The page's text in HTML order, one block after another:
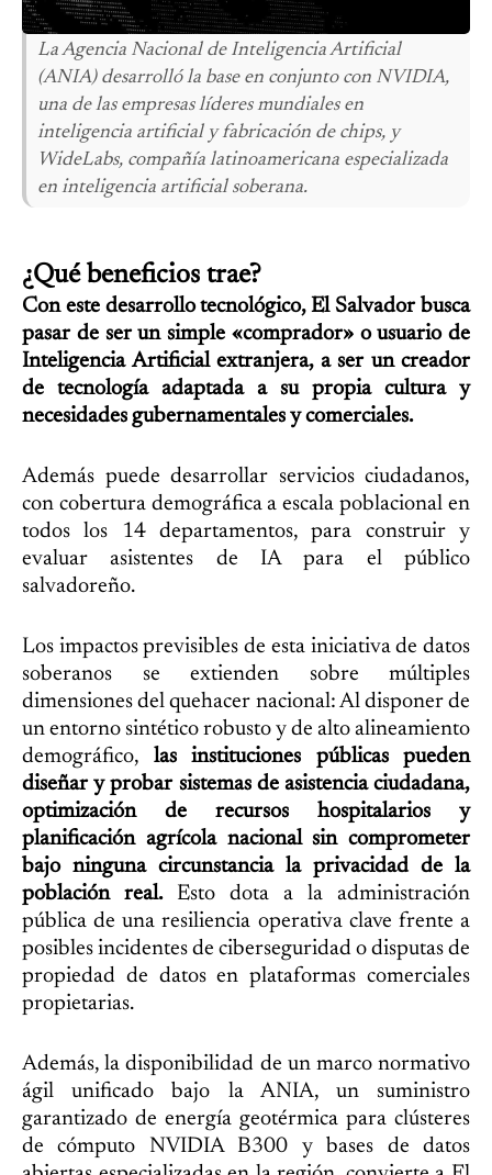
La Agencia Nacional de Inteligencia Artificial
(ANIA) desarrolló la base en conjunto con NVIDIA,
una de las empresas líderes mundiales en
inteligencia artificial y fabricación de chips, y
WideLabs, compañía latinoamericana especializada
en inteligencia artificial soberana.
¿Qué beneficios trae?
Con este desarrollo tecnológico, El Salvador busca
pasar de ser un simple «comprador» o usuario de
Inteligencia Artificial extranjera, a ser un creador
de tecnología adaptada a su propia cultura y
necesidades gubernamentales y comerciales.
Además puede desarrollar servicios ciudadanos,
con cobertura demográfica a escala poblacional en
todos los 14 departamentos, para construir y
evaluar asistentes de IA para el público
salvadoreño.
Los impactos previsibles de esta iniciativa de datos
soberanos se extienden sobre múltiples
dimensiones del quehacer nacional: Al disponer de
un entorno sintético robusto y de alto alineamiento
demográfico, las instituciones públicas pueden
diseñar y probar sistemas de asistencia ciudadana,
optimización de recursos hospitalarios y
planificación agrícola nacional sin comprometer
bajo ninguna circunstancia la privacidad de la
población real.Esto dota a la administración
pública de una resiliencia operativa clave frente a
posibles incidentes de ciberseguridad o disputas de
propiedad de datos en plataformas comerciales
propietarias.
Además, la disponibilidad de un marco normativo
ágil unificado bajo la ANIA, un suministro
garantizado de energía geotérmica para clústeres
de cómputo NVIDIA B300 y bases de datos